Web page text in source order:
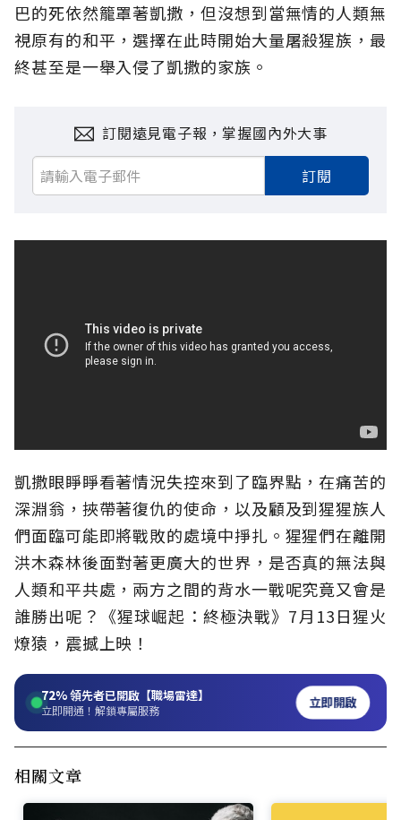
巴的死依然籠罩著凱撒，但沒想到當無情的人類無
視原有的和平，選擇在此時開始大量屠殺猩族，最
終甚至是一舉入侵了凱撒的家族。
訂閱遠見電子報，掌握國內外大事
訂閱
凱撒眼睜睜看著情況失控來到了臨界點，在痛苦的
深淵翁，挾帶著復仇的使命，以及顧及到猩猩族人
們面臨可能即將戰敗的處境中掙扎。猩猩們在離開
洪木森林後面對著更廣大的世界，是否真的無法與
人類和平共處，兩方之間的背水一戰呢究竟又會是
誰勝出呢？《猩球崛起：終極決戰》7月13日猩火
燎猿，震撼上映！
72%領先者已開啟【職場雷達】
立即開通！解鎖專屬服務 立即開啟
相關文章